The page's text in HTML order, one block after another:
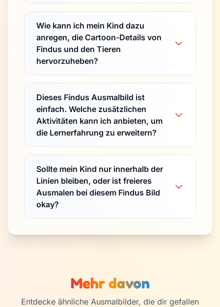
Wie kann ich mein Kind dazu
anregen, die Cartoon-Details von
Findus und den Tieren
hervorzuheben?
Dieses Findus Ausmalbild ist
einfach. Welche zusätzlichen
Aktivitäten kann ich anbieten, um
die Lernerfahrung zu erweitern?
Sollte mein Kind nur innerhalb der
Linien bleiben, oder ist freieres
Ausmalen bei diesem Findus Bild
okay?
Mehr davon
Entdecke ähnliche Ausmalbilder, die dir gefallen